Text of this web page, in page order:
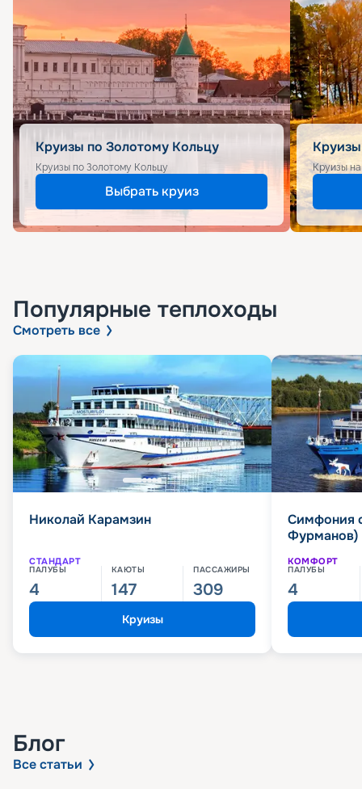
Круизы по Золотому Кольцу
Круизы по Золотому Кольцу
Выбрать круиз
Круизы
Популярные теплоходы
Смотреть все
Николай Карамзин
СТАНДАРТ
ПАЛУБЫ
4
КАЮТЫ
147
ПАССАЖИРЫ
309
Круизы
Симфония
Фурманов)
КОМФОРТ
ПАЛУБЫ
4
Блог
Все статьи